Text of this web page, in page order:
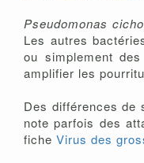
Pseudomonas
Les autres
ou simplement
amplifier les
Des différences de
note parfois des
fiche Virus des